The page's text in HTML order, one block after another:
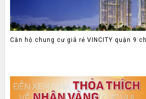
Căn hộ chung cư giá rẻ VINCITY quận 9